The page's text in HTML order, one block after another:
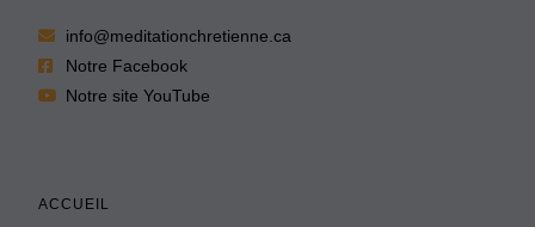
info@meditationchretienne.ca
Notre Facebook
Notre site YouTube
ACCUEIL